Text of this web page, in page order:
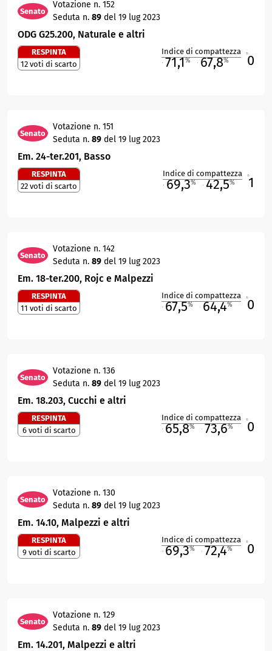
Senato
Votazione n. 152
Seduta n. 89 del 19 lug 2023
ODG G25.200, Naturale e altri
RESPINTA
12 voti di scarto
Indice di compattezza
71,1% 67,8% 0
Senato
Votazione n. 151
Seduta n. 89 del 19 lug 2023
Em. 24-ter.201, Basso
RESPINTA
22 voti di scarto
Indice di compattezza
69,3% 42,5% 1
Senato
Votazione n. 142
Seduta n. 89 del 19 lug 2023
Em. 18-ter.200, Rojc e Malpezzi
RESPINTA
11 voti di scarto
Indice di compattezza
67,5% 64,4% 0
Senato
Votazione n. 136
Seduta n. 89 del 19 lug 2023
Em. 18.203, Cucchi e altri
RESPINTA
6 voti di scarto
Indice di compattezza
65,8% 73,6% 0
Senato
Votazione n. 130
Seduta n. 89 del 19 lug 2023
Em. 14.10, Malpezzi e altri
RESPINTA
9 voti di scarto
Indice di compattezza
69,3% 72,4% 0
Senato
Votazione n. 129
Seduta n. 89 del 19 lug 2023
Em. 14.201, Malpezzi e altri